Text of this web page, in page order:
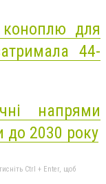
для
44-
напрями
до 2030 року
Ctrl + Enter, щоб